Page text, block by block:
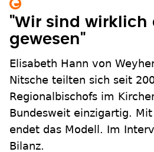
"Wir sind wirklich
gewesen"
Elisabeth Hann von
Nitsche teilten sich seit
Regionalbischofs im
Bundesweit einzigartig.
endet das Modell. Im
Bilanz.